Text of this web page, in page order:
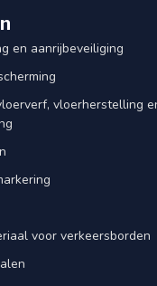
en aanrijbeveiliging
vloerherstelling
voor verkeersborden